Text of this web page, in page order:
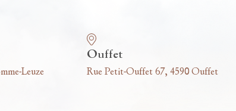
Leuze
Ouffet
Rue Petit-Ouffet 67, 4590 Ouffet